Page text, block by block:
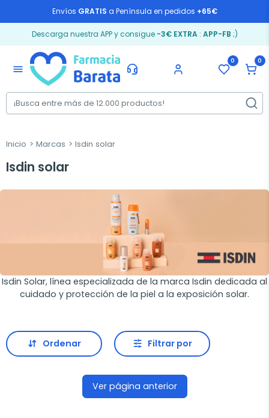
Envíos GRATIS a Península en pedidos +65€
Descarga nuestra APP y consigue -3€ EXTRA: APP-FB ;)
menu
0 0
Inicio Marcas Isdin solar
Isdin solar
Isdin Solar, línea especializada de la marca Isdin dedicada al
cuidado y protección de la piel a la exposición solar.
Ordenar Filtrar por
Ver página anterior